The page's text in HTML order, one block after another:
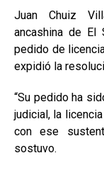
Juan Chuiz
ancashina de El
pedido de
expidió la
“Su pedido ha
judicial, la
con ese
sostuvo.